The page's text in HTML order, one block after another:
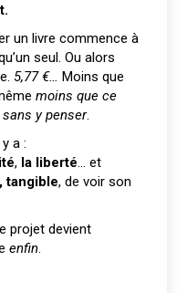
un livre commence à
seul. Ou alors
5,77 €…
Moins que
moins que ce
sans y penser.
a :
, la liberté … et
tangible, de voir son
projet devient
enfin